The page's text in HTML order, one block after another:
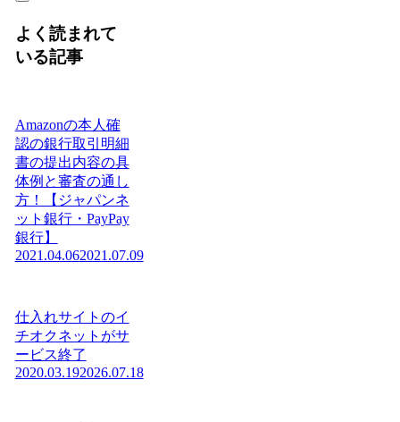
よく読まれて
いる記事
Amazonの本人確
認の銀行取引明細
書の提出内容の具
体例と審査の通し
方！【ジャパンネ
ット銀行・PayPay
銀行】
2021.04.062021.07.09
仕入れサイトのイ
チオクネットがサ
ービス終了
2020.03.192026.07.18